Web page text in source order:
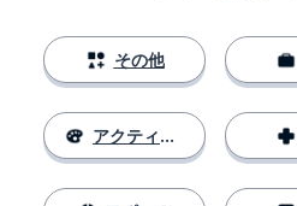
その他
アクティビティ